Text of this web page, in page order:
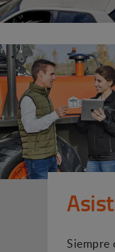
Siempre